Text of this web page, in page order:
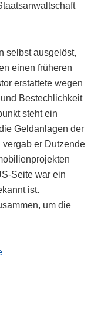
selbst ausgelöst,
einen früheren
erstattete wegen
Bestechlichkeit
steht ein
Geldanlagen der
er Dutzende
Seite war ein
ist.
um die